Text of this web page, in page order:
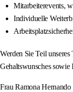
Mitarbeiterevents,
Individuelle
Werden Sie Teil
Gehaltswunsches sowie
Frau Ramona Hernando